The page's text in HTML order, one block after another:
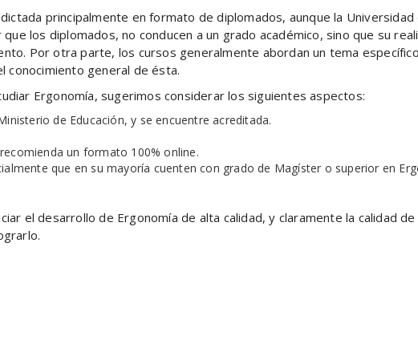
principalmente en formato de diplomados, aunque la
los diplomados, no conducen a un grado académico, sino que su
Por otra parte, los cursos generalmente abordan un tema
conocimiento general de ésta.
Ergonomía, sugerimos considerar los siguientes aspectos:
de Educación, y se encuentre acreditada.
un formato 100% online.
que en su mayoría cuenten con grado de Magíster o superior en
el desarrollo de Ergonomía de alta calidad, y claramente la calidad